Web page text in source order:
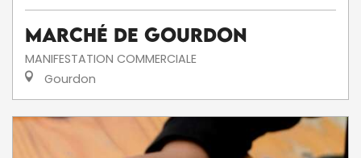
Marché de Gourdon
MANIFESTATION COMMERCIALE
Gourdon